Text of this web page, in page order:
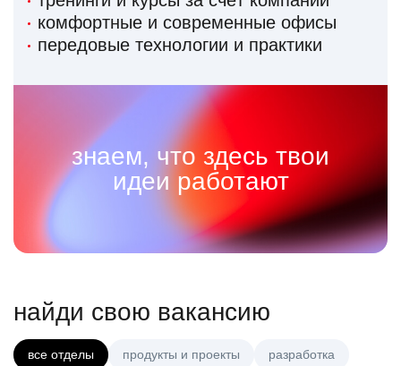
комфортные и современные офисы
передовые технологии и практики
знаем, что здесь твои
идеи работают
найди свою вакансию
все отделы продукты и проекты разработка